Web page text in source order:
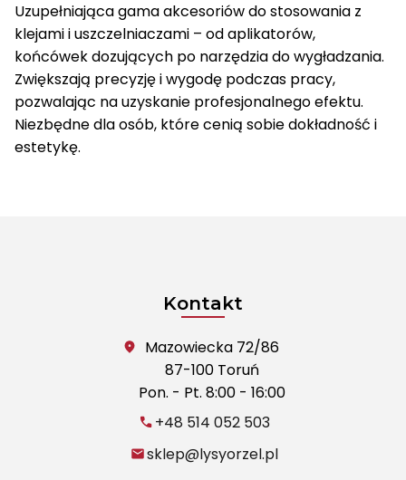
Uzupełniająca gama akcesoriów do stosowania z
klejami i uszczelniaczami – od aplikatorów,
końcówek dozujących po narzędzia do wygładzania.
Zwiększają precyzję i wygodę podczas pracy,
pozwalając na uzyskanie profesjonalnego efektu.
Niezbędne dla osób, które cenią sobie dokładność i
estetykę.
Kontakt
Mazowiecka 72/86
87-100 Toruń
Pon. - Pt. 8:00 - 16:00
+48 514 052 503
sklep@lysyorzel.pl